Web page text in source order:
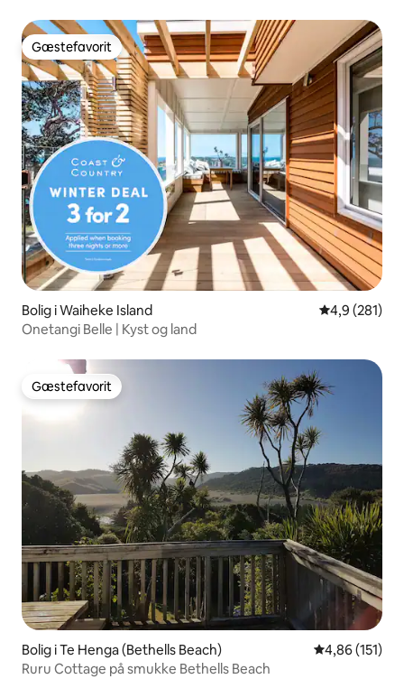
Gæstefavorit
Gæstefavorit
Bolig i Waiheke Island 4,9 ud af 5 i
4,9 (281)
Onetangi Belle | Kyst og land
Gæstefavorit
Gæstefavorit
Bolig i Te Henga (Bethells Beach) 4,86 ud af 5 i
4,86 (151)
Ruru Cottage på smukke Bethells Beach